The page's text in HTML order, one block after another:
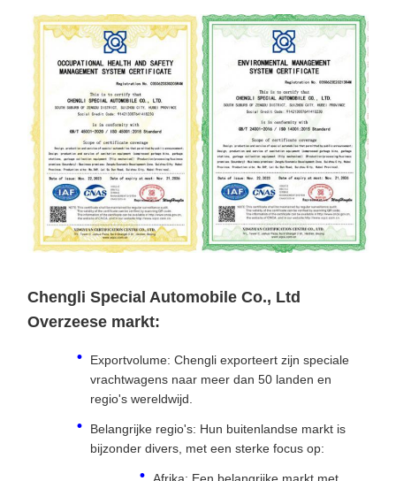
Chengli Special Automobile Co., Ltd
Overzeese markt:
Exportvolume: Chengli exporteert zijn speciale
vrachtwagens naar meer dan 50 landen en
regio's wereldwijd.
Belangrijke regio's: Hun buitenlandse markt is
bijzonder divers, met een sterke focus op:
Afrika: Een belangrijke markt met